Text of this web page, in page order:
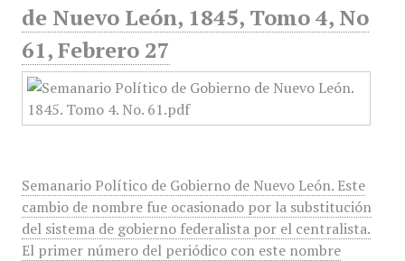
de Nuevo León, 1845, Tomo 4, No
61, Febrero 27
Semanario Político de Gobierno de Nuevo León. Este
cambio de nombre fue ocasionado por la substitución
del sistema de gobierno federalista por el centralista.
El primer número del periódico con este nombre